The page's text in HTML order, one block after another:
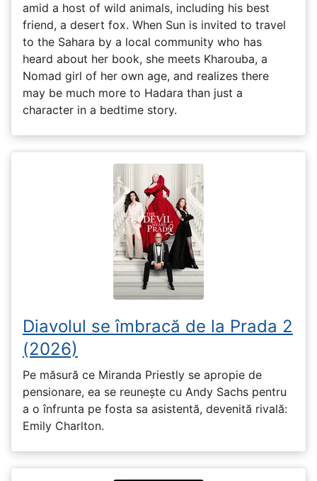
amid a host of wild animals, including his best
friend, a desert fox. When Sun is invited to travel
to the Sahara by a local community who has
heard about her book, she meets Kharouba, a
Nomad girl of her own age, and realizes there
may be much more to Hadara than just a
character in a bedtime story.
Diavolul se îmbracă de la Prada 2
(2026)
Pe măsură ce Miranda Priestly se apropie de
pensionare, ea se reunește cu Andy Sachs pentru
a o înfrunta pe fosta sa asistentă, devenită rivală:
Emily Charlton.